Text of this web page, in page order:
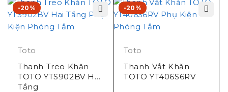
-20%
Toto
Thanh Treo Khăn
TOTO YTS902BV Hai
Tầng
-20%
Toto
Thanh Vắt Khăn
TOTO YT406S6RV